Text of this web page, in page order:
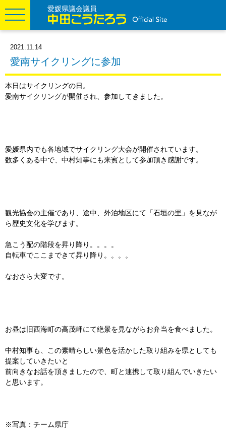
愛媛県議会議員
2021.11.14
愛南サイクリングに参加
本日はサイクリングの日。
愛南サイクリングが開催され、参加してきました。
愛媛県内でも各地域でサイクリング大会が開催されています。
数多くある中で、中村知事にも来賓として参加頂き感謝です。
観光協会の主催であり、途中、外泊地区にて「石垣の里」を見なが
ら歴史文化を学びます。
急こう配の階段を昇り降り。。。。
自転車でここまできて昇り降り。。。。
なおさら大変です。
お昼は旧西海町の高茂岬にて絶景を見ながらお弁当を食べました。
中村知事も、この素晴らしい景色を活かした取り組みを県としても
提案していきたいと
前向きなお話を頂きましたので、町と連携して取り組んでいきたい
と思います。
※写真：チーム県庁